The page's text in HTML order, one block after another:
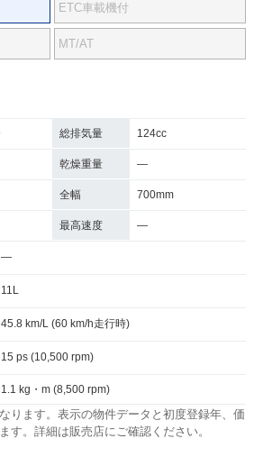
ETC車載機付
MT/AT
総排気量 124cc
乾燥重量 ―
全幅 700mm
最高速度 ―
―
11L
45.8 km/L (60 km/h走行時)
15 ps (10,500 rpm)
1.1 kg・m (8,500 rpm)
ります。表示の物件データと初度登録年、価
す。詳細は販売店にご確認ください。